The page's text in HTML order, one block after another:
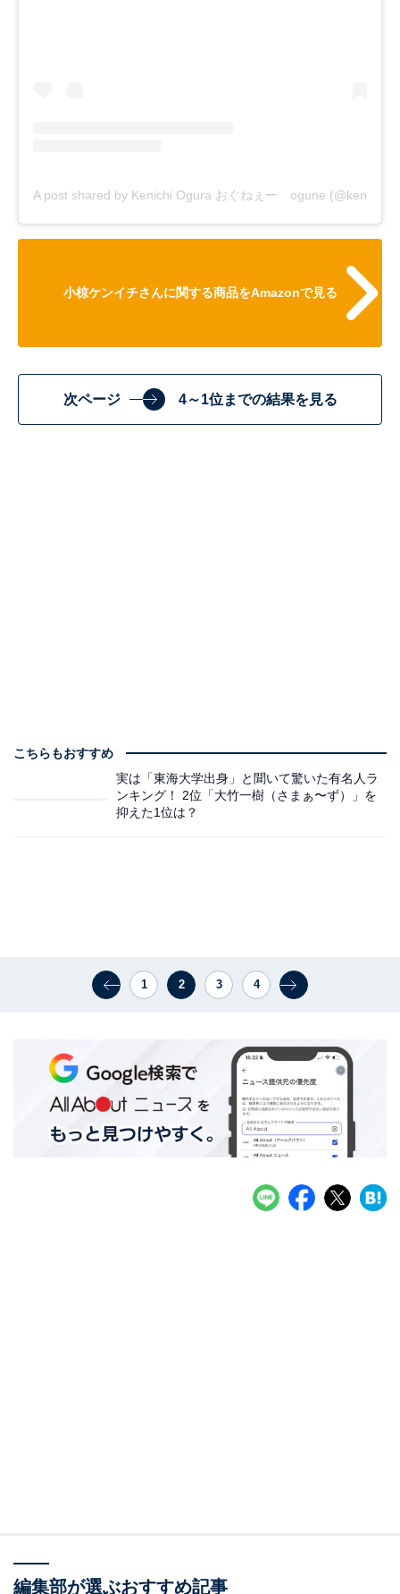
A post shared by Kenichi Ogura おぐねぇー ogune
小椋ケンイチさんに関する商品をAmazonで見る
次ページ 4～1位までの結果を見る
こちらもおすすめ
実は「東海大学出身」と聞いて驚いた有名人ラ
ンキング！ 2位「大竹一樹（さまぁ〜ず）」を
抑えた1位は？
1 2 3 4
編集部が選ぶおすすめ記事